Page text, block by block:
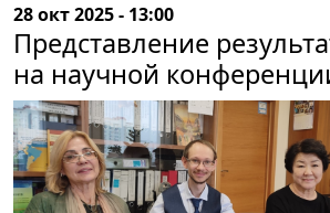
28 окт 2025 - 13:00
Представление
на научной